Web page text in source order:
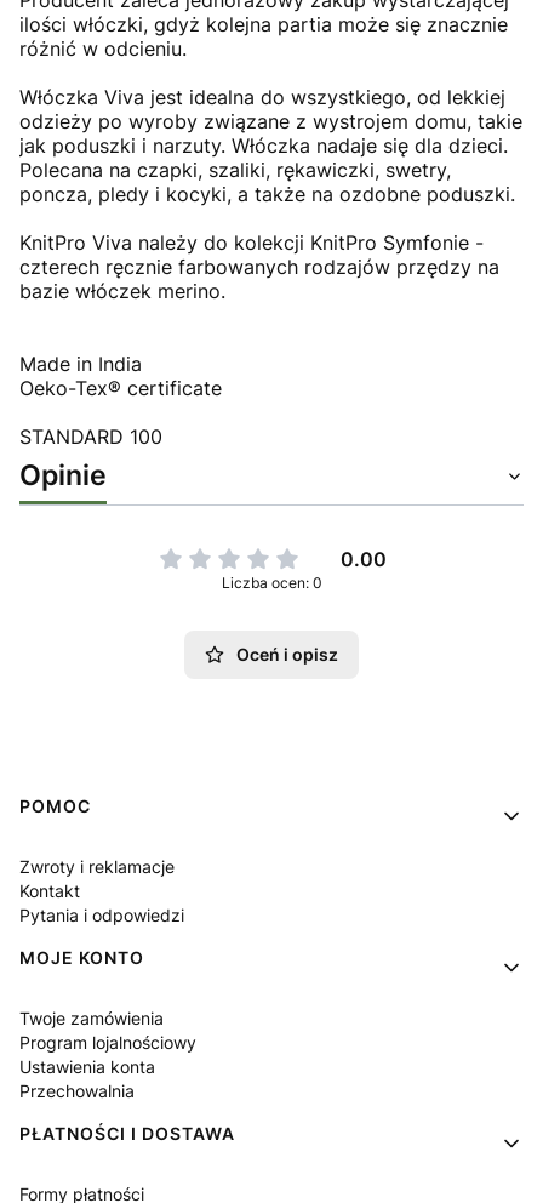
ilości włóczki, gdyż kolejna partia może się znacznie
różnić w odcieniu.
Włóczka Viva jest idealna do wszystkiego, od lekkiej
odzieży po wyroby związane z wystrojem domu, takie
jak poduszki i narzuty. Włóczka nadaje się dla dzieci.
Polecana na czapki, szaliki, rękawiczki, swetry,
poncza, pledy i kocyki, a także na ozdobne poduszki.
KnitPro Viva należy do kolekcji KnitPro Symfonie -
czterech ręcznie farbowanych rodzajów przędzy na
bazie włóczek merino.
Made in India
Oeko-Tex® certificate
STANDARD 100
Opinie
0.00
Liczba ocen: 0
Oceń i opisz
Linki w stopce
POMOC
Zwroty i reklamacje
Kontakt
Pytania i odpowiedzi
MOJE KONTO
Twoje zamówienia
Program lojalnościowy
Ustawienia konta
Przechowalnia
PŁATNOŚCI I DOSTAWA
Formy płatności